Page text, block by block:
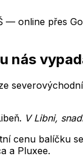
online přes
nás
. V Libni,
cenu balíčku
a Pluxee.